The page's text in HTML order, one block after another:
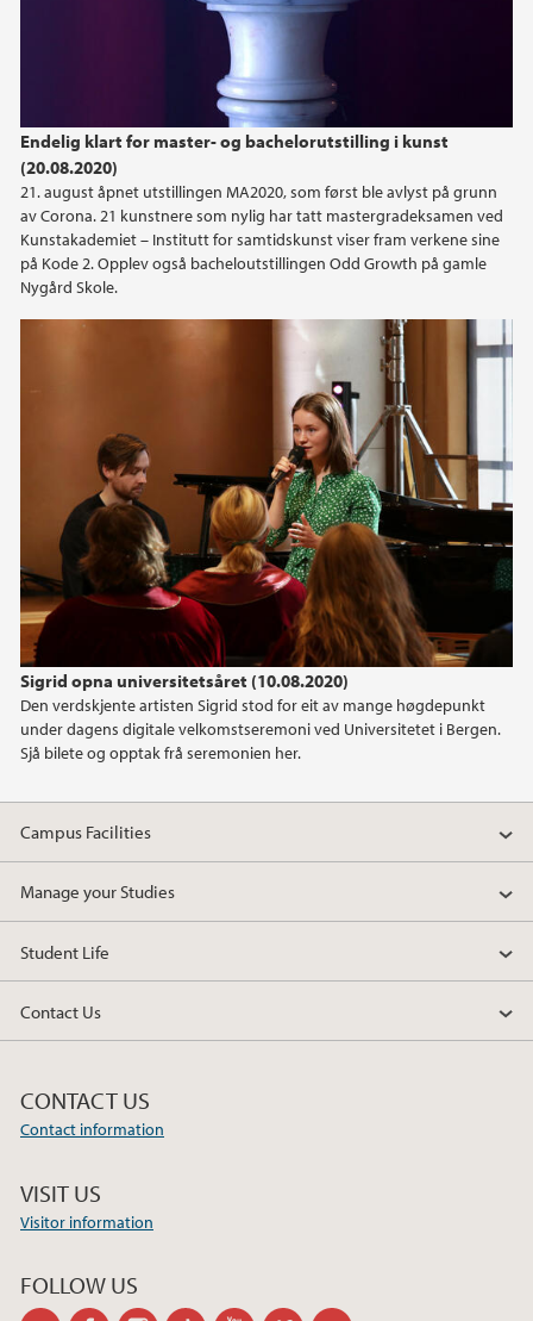
Endelig klart for master- og bachelorutstilling i kunst
(20.08.2020)
21. august åpnet utstillingen MA2020, som først ble avlyst på grunn
av Corona. 21 kunstnere som nylig har tatt mastergradeksamen ved
Kunstakademiet – Institutt for samtidskunst viser fram verkene sine
på Kode 2. Opplev også bacheloutstillingen Odd Growth på gamle
Nygård Skole.
Sigrid opna universitetsåret (10.08.2020)
Den verdskjente artisten Sigrid stod for eit av mange høgdepunkt
under dagens digitale velkomstseremoni ved Universitetet i Bergen.
Sjå bilete og opptak frå seremonien her.
2021
2020
2019
2018
2017
2016
Campus Facilities
Manage your Studies
Student Life
Contact Us
CONTACT US
Contact information
VISIT US
Visitor information
FOLLOW US